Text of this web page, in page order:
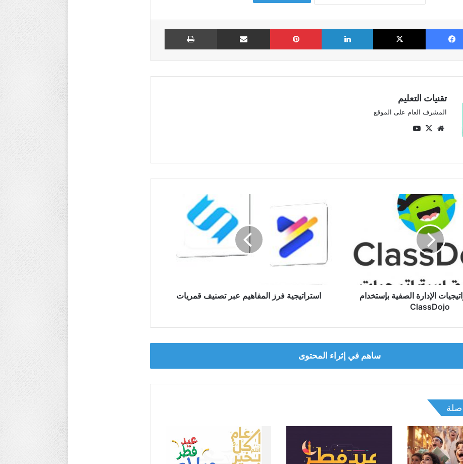
فيسبوك ‫X لينكدإن بينتيريست مشاركة عبر البريد طباعة
تقنيات التعليم
المشرف العام على الموقع
موقع‫X
الإدارة الصفية بإستخدام
ClassDojo
فرز
المفاهيم
استراتيجية فرز المفاهيم عبر تصنيف قمريات
ساهم في إثراء المحتوى
صلة